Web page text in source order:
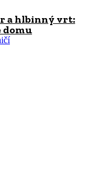
a hlbinný vrt:
domu